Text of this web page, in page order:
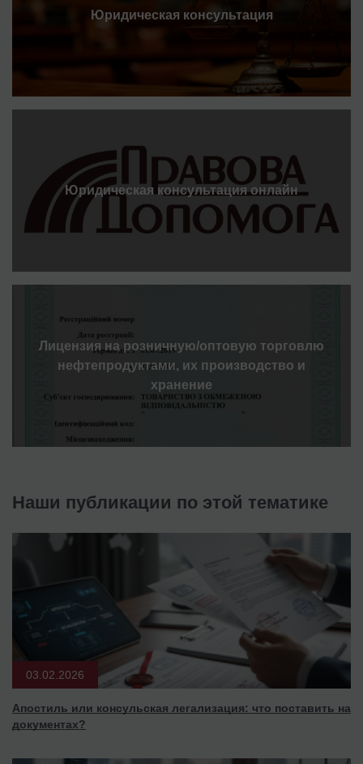
Юридическая консультация
Юридическая консультация онлайн
Лицензия на розничную/оптовую торговлю
нефтепродуктами, их производство и
хранение
Наши публикации по этой тематике
03.02.2026
Апостиль или консульская легализация: что поставить на
документах?